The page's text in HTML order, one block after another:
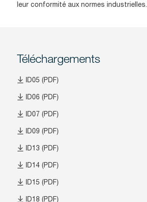
leur conformité aux normes industrielles.
Téléchargements
ID05 (PDF)
ID06 (PDF)
ID07 (PDF)
ID09 (PDF)
ID13 (PDF)
ID14 (PDF)
ID15 (PDF)
ID18 (PDF)